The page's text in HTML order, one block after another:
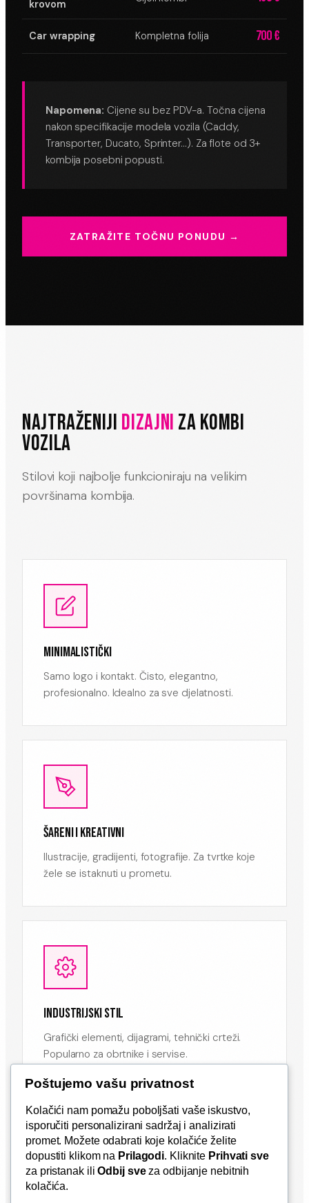
krovom
Car wrapping Kompletna folija 700 €
Napomena: Cijene su bez PDV-a. Točna cijena
nakon specifikacije modela vozila (Caddy,
Transporter, Ducato, Sprinter…). Za flote od 3+
kombija posebni popusti.
ZATRAŽITE TOČNU PONUDU →
NAJTRAŽENIJI DIZAJNI ZA KOMBI
VOZILA
Stilovi koji najbolje funkcioniraju na velikim
površinama kombija.
MINIMALISTIČKI
Samo logo i kontakt. Čisto, elegantno,
profesionalno. Idealno za sve djelatnosti.
ŠARENI I KREATIVNI
Ilustracije, gradijenti, fotografije. Za tvrtke koje
žele se istaknuti u prometu.
INDUSTRIJSKI STIL
Grafički elementi, dijagrami, tehnički crteži.
Popularno za obrtnike i servise.
S FOTOGRAFIJAMA
Poštujemo vašu privatnost
Kolačići nam pomažu poboljšati vaše iskustvo,
isporučiti personalizirani sadržaj i analizirati
promet. Možete odabrati koje kolačiće želite
dopustiti klikom na Prilagodi. Kliknite Prihvati sve
za pristanak iliOdbij sveza odbijanje nebitnih
kolačića.